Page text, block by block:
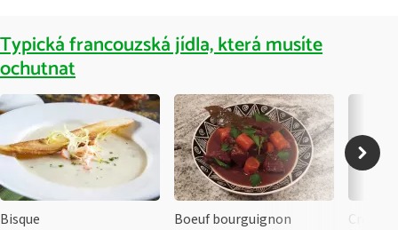
Typická francouzská jídla, která musíte
ochutnat
Bisque Boeuf bourguignon Crêpe